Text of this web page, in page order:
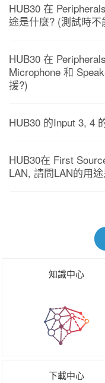
HUB30 在
途是什麼? (測試時
HUB30 在
Microphone 和
援?)
HUB30 的Input 3, 4
HUB30在 First
LAN, 請問LAN的用
知識中心
下載中心